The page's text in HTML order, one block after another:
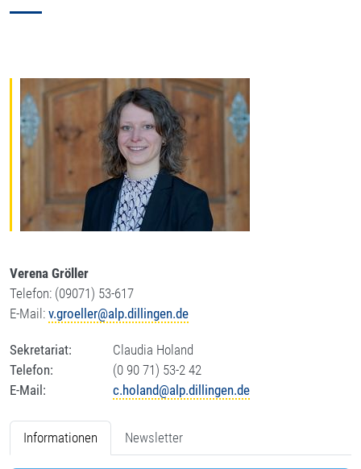
Verena Gröller
Telefon: (09071) 53-617
E-Mail: v.groeller@alp.dillingen.de
Sekretariat:
Claudia Holand
Telefon:
(0 90 71) 53-2 42
E-Mail:
c.holand@alp.dillingen.de
Informationen Newsletter